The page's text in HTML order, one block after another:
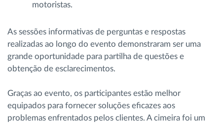
motoristas.
As sessões informativas de perguntas e respostas
realizadas ao longo do evento demonstraram ser uma
grande oportunidade para partilha de questões e
obtenção de esclarecimentos.
Graças ao evento, os participantes estão melhor
equipados para fornecer soluções eficazes aos
problemas enfrentados pelos clientes. A cimeira foi um